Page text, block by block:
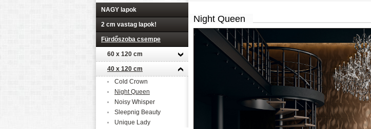
NAGY lapok
2 cm vastag lapok!
Fürdőszoba csempe
60 x 120 cm
40 x 120 cm
Cold Crown
Night Queen
Noisy Whisper
Sleepnig Beauty
Unique Lady
Night Queen